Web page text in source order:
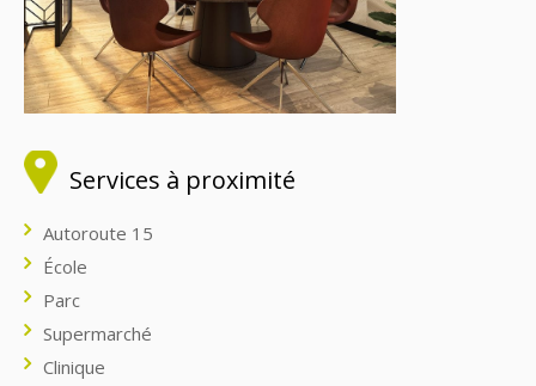
Services à proximité
Autoroute 15
École
Parc
Supermarché
Clinique